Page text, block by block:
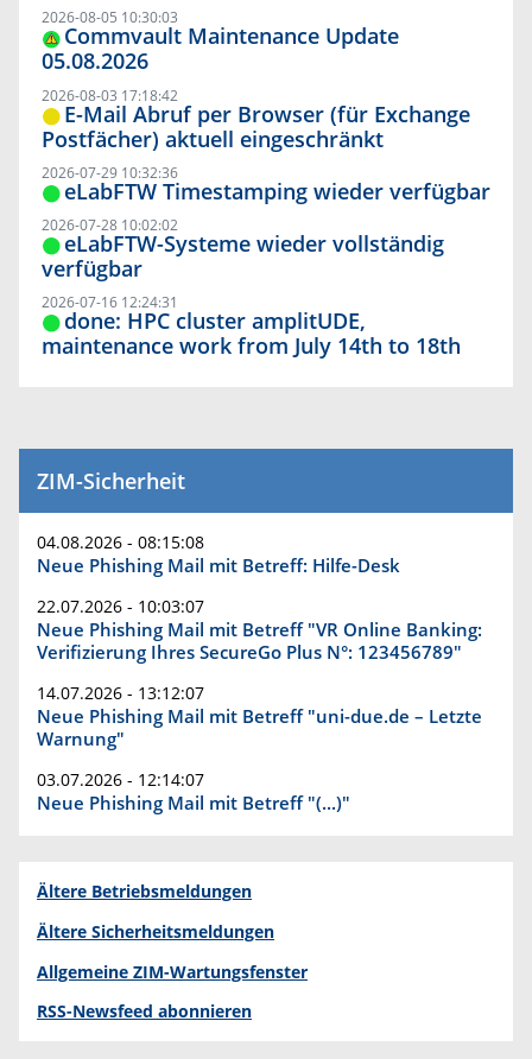
2026-08-05 10:30:03
Commvault Maintenance Update
05.08.2026
2026-08-03 17:18:42
E-Mail Abruf per Browser (für Exchange
Postfächer) aktuell eingeschränkt
2026-07-29 10:32:36
eLabFTW Timestamping wieder verfügbar
2026-07-28 10:02:02
eLabFTW-Systeme wieder vollständig
verfügbar
2026-07-16 12:24:31
done: HPC cluster amplitUDE,
maintenance work from July 14th to 18th
ZIM-Sicherheit
04.08.2026 - 08:15:08
Neue Phishing Mail mit Betreff: Hilfe-Desk
22.07.2026 - 10:03:07
Neue Phishing Mail mit Betreff "VR Online Banking:
Verifizierung Ihres SecureGo Plus N°: 123456789"
14.07.2026 - 13:12:07
Neue Phishing Mail mit Betreff "uni-due.de – Letzte
Warnung"
03.07.2026 - 12:14:07
Neue Phishing Mail mit Betreff "(...)"
Ältere Betriebsmeldungen
Ältere Sicherheitsmeldungen
Allgemeine ZIM-Wartungsfenster
RSS-Newsfeed abonnieren